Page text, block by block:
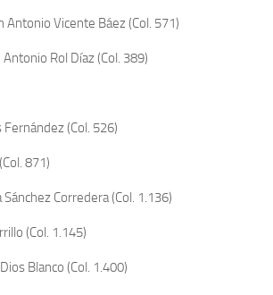
Antonio Vicente Báez (Col. 571)
Antonio Rol Díaz (Col. 389)
(Col. 526)
871)
Corredera (Col. 1.136)
(Col. 1.145)
Blanco (Col. 1.400)